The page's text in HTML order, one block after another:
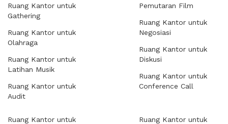
Ruang Kantor untuk
Gathering
Ruang Kantor untuk
Olahraga
Ruang Kantor untuk
Latihan Musik
Ruang Kantor untuk
Audit
Pemutaran Film
Ruang Kantor untuk
Negosiasi
Ruang Kantor untuk
Diskusi
Ruang Kantor untuk
Conference Call
Ruang Kantor untuk
Ruang Kantor untuk